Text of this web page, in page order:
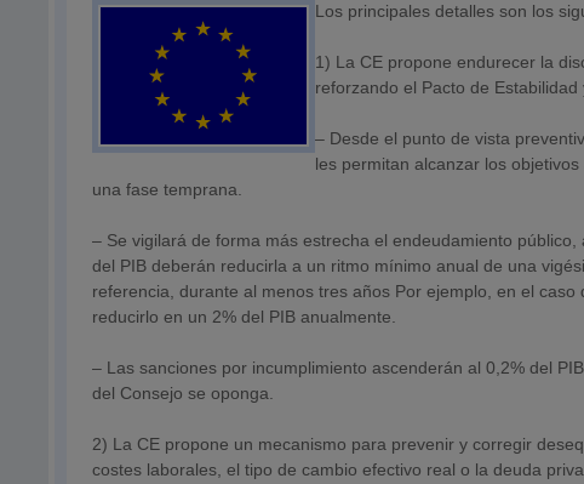
Los principales detalles son los
1) La CE propone endurecer la
reforzando el Pacto de
– Desde el punto de vista
les permitan alcanzar los
una fase temprana.
– Se vigilará de forma más estrecha el endeudamiento
del PIB deberán reducirla a un ritmo mínimo anual de una
referencia, durante al menos tres años Por ejemplo, en el
reducirlo en un 2% del PIB anualmente.
– Las sanciones por incumplimiento ascenderán al 0,2% del
del Consejo se oponga.
2) La CE propone un mecanismo para prevenir y corregir
costes laborales, el tipo de cambio efectivo real o la deuda